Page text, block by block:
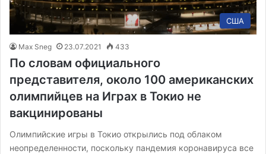
США
Max Sneg 23.07.2021 433
По словам официального
представителя, около 100 американских
олимпийцев на Играх в Токио не
вакцинированы
Олимпийские игры в Токио открылись под облаком
неопределенности, поскольку пандемия коронавируса все